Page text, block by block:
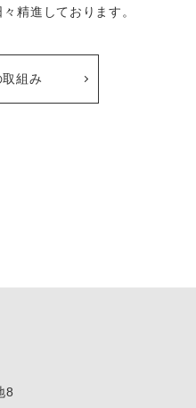
精進しております。
組み
8